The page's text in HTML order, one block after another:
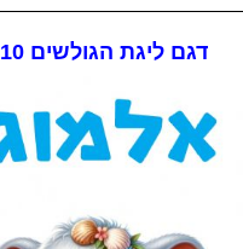
דגם ליגת הגולשים 10